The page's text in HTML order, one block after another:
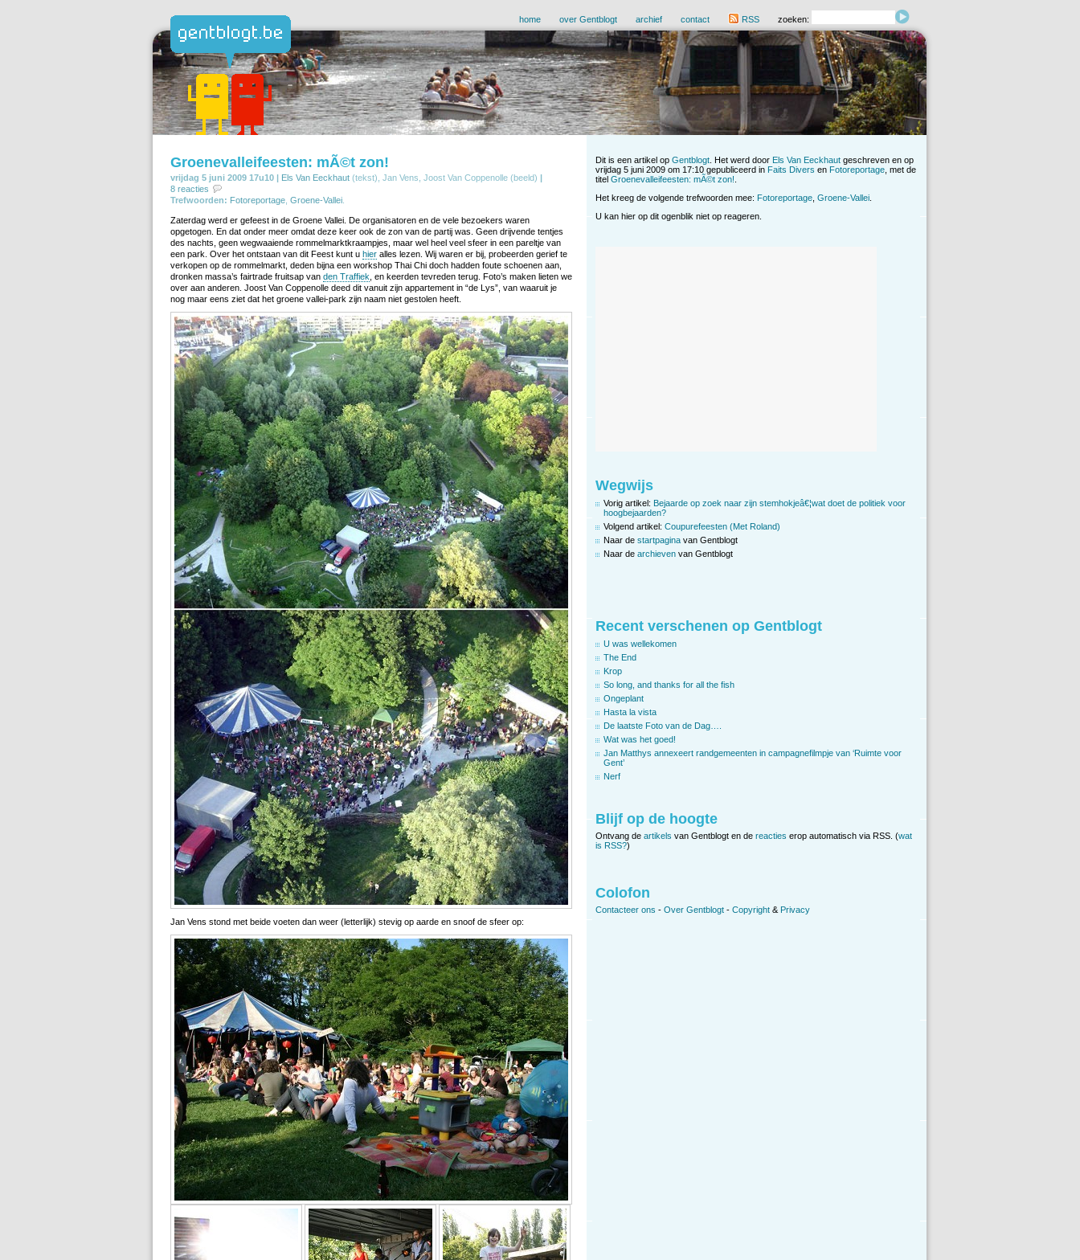
home over Gentblogt archief contact RSS zoeken:
Groenevalleifeesten: mÃ©t zon!
vrijdag 5 juni 2009 17u10 | Els Van Eeckhaut (tekst), Jan Vens, Joost Van Coppenolle (beeld) |
8 reacties
Trefwoorden: Fotoreportage Groene-Vallei
Zaterdag werd er gefeest in de Groene Vallei. De organisatoren en de vele bezoekers waren
opgetogen. En dat onder meer omdat deze keer ook de zon van de partij was. Geen drijvende tentjes
des nachts, geen wegwaaiende rommelmarktkraampjes, maar wel heel veel sfeer in een pareltje van
een park. Over het ontstaan van dit Feest kunt u hier alles lezen. Wij waren er bij, probeerden gerief te
verkopen op de rommelmarkt, deden bijna een workshop Thai Chi doch hadden foute schoenen aan,
dronken massa’s fairtrade fruitsap van den Traffiek , en keerden tevreden terug. Foto’s maken lieten we
over aan anderen. Joost Van Coppenolle deed dit vanuit zijn appartement in “de Lys”, van waaruit je
nog maar eens ziet dat het groene vallei-park zijn naam niet gestolen heeft.
Jan Vens stond met beide voeten dan weer (letterlijk) stevig op aarde en snoof de sfeer op:
Dit is een artikel op Gentblogt . Het werd door Els Van Eeckhaut geschreven en op
vrijdag 5 juni 2009 om 17:10 gepubliceerd in Faits Divers en Fotoreportage , met de
titel Groenevalleifeesten: mÃ©t zon!
Het kreeg de volgende trefwoorden mee: Fotoreportage Groene-Vallei
U kan hier op dit ogenblik niet op reageren.
Wegwijs
Vorig artikel: Bejaarde op zoek naar zijn stemhokjeâ€¦wat doet de politiek voor
hoogbejaarden?
Volgend artikel: Coupurefeesten (Met Roland)
Naar de startpagina van Gentblogt
Naar de archieven van Gentblogt
Recent verschenen op Gentblogt
U was wellekomen
The End
Krop
So long, and thanks for all the fish
Ongeplant
Hasta la vista
De laatste Foto van de Dag….
Wat was het goed!
Jan Matthys annexeert randgemeenten in campagnefilmpje van ‘Ruimte voor
Gent’
Nerf
Blijf op de hoogte
Ontvang de artikels van Gentblogt en de reacties erop automatisch via RSS. (wat
is RSS?)
Colofon
Contacteer ons - Over Gentblogt - Copyright & Privacy